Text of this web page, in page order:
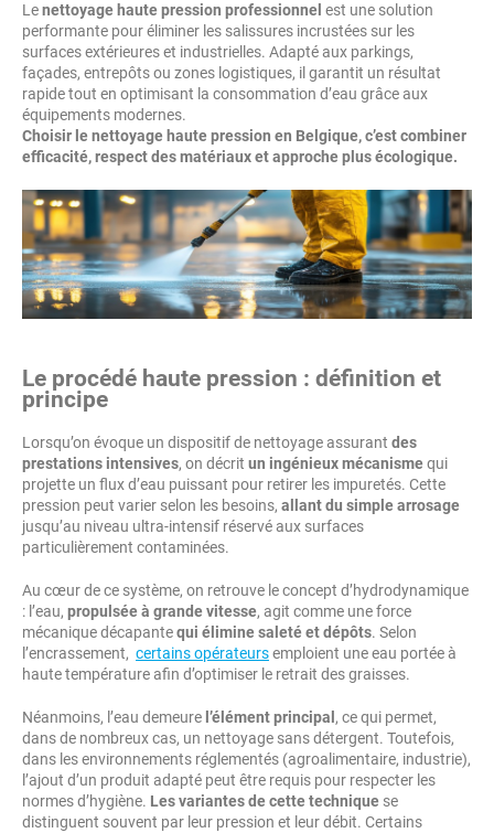
Lenettoyage haute pression professionnel est une solution
performante pour éliminer les salissures incrustées sur les
surfaces extérieures et industrielles. Adapté aux parkings,
façades, entrepôts ou zones logistiques, il garantit un résultat
rapide tout en optimisant la consommation d’eau grâce aux
équipements modernes.
Choisir le nettoyage haute pression en Belgique, c’est combiner
efficacité, respect des matériaux et approche plus écologique.
Le procédé haute pression : définition et
principe
Lorsqu’on évoque un dispositif de nettoyage assurant des
prestations intensives, on décrit un ingénieux mécanismequi
projette un flux d’eau puissant pour retirer les impuretés. Cette
pression peut varier selon les besoins, allant du simple arrosage
jusqu’au niveau ultra-intensif réservé aux surfaces
particulièrement contaminées.
Au cœur de ce système, on retrouve le concept d’hydrodynamique
: l’eau, propulsée à grande vitesse, agit comme une force
mécanique décapantequi élimine saleté et dépôts. Selon
l’encrassement, certains opérateursemploient une eau portée à
haute température afin d’optimiser le retrait des graisses.
Néanmoins, l’eau demeure l’élément principal , ce qui permet,
dans de nombreux cas, un nettoyage sans détergent. Toutefois,
dans les environnements réglementés (agroalimentaire, industrie),
l’ajout d’un produit adapté peut être requis pour respecter les
normes d’hygiène. Les variantes de cette technique se
distinguent souvent par leur pression et leur débit. Certains